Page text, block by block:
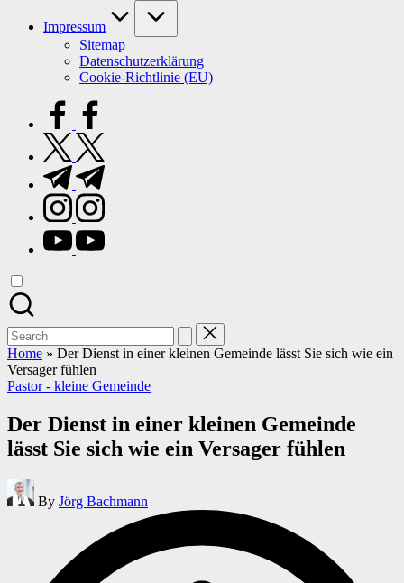
Impressum
Sitemap
Datenschutzerklärung
Cookie-Richtlinie (EU)
facebook.com
twitter.com
t.me
instagram.com
youtube.com
Search
for:
Home » Der Dienst in einer kleinen Gemeinde lässt Sie sich wie ein
Versager fühlen
Posted
Pastor - kleine Gemeinde
Der Dienst in einer kleinen Gemeinde
lässt Sie sich wie ein Versager fühlen
Posted
by
By Jörg Bachmann